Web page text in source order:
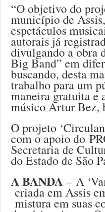
“O objetivo do
município de
espetáculos
autorais já
divulgando a obra
Big Band” em
buscando, desta
trabalho para um
maneira gratuita e
músico Artur Bez,
O projeto
com o apoio do
Secretaria de
do Estado de São
A BANDA– A
criada em Assis
mistura em suas